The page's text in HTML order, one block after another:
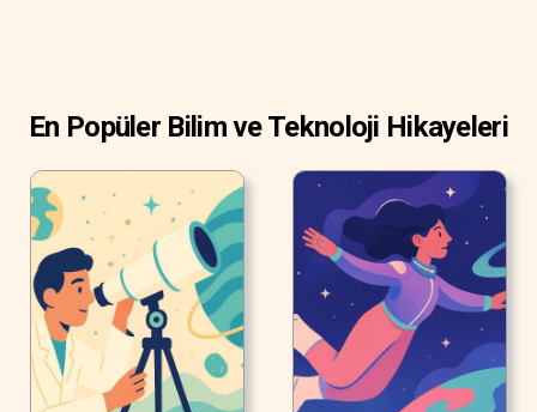
En Popüler Bilim ve Teknoloji Hikayeleri